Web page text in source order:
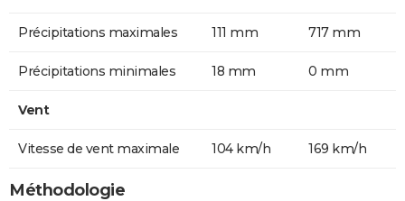
Précipitations maximales 111 mm 717 mm
Précipitations minimales 18 mm 0 mm
Vent
Vitesse de vent maximale 104 km/h 169 km/h
Méthodologie